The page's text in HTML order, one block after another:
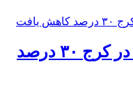
️قیمت مسکن در کرج ۳۰ درصد